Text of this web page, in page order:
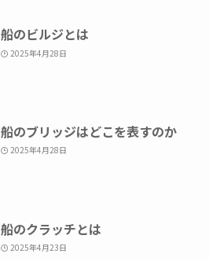
船のビルジとは
2025年4月28日
船のブリッジはどこを表すのか
2025年4月28日
船のクラッチとは
2025年4月23日